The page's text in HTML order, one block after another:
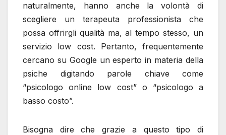
naturalmente, hanno anche la volontà di
scegliere un terapeuta professionista che
possa offrirgli qualità ma, al tempo stesso, un
servizio low cost. Pertanto, frequentemente
cercano su Google un esperto in materia della
psiche digitando parole chiave come
“psicologo online low cost” o “psicologo a
basso costo”.
Bisogna dire che grazie a questo tipo di